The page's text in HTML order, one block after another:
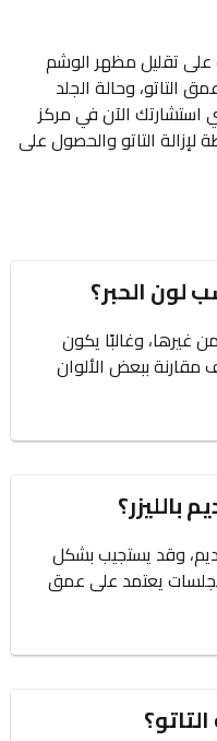
على تقليل مظهر الوشم
التاتو، وحالة الجلد
استشارتك الآن في مركز
التاتو والحصول على
لون الحبر؟
غيرها، وغالبًا يكون
مقارنة ببعض الألوان
بالليزر؟
وقد يستجيب بشكل
يعتمد على عمق